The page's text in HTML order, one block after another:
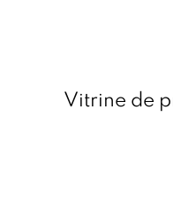
Vitrine de